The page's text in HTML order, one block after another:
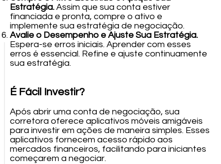
Estratégia.Assim que sua conta estiver
financiada e pronta, compre o ativo e
implemente sua estratégia de negociação.
Avalie o Desempenho e Ajuste Sua Estratégia.
Espera-se erros iniciais. Aprender com esses
erros é essencial. Refine e ajuste continuamente
sua estratégia.
É Fácil Investir?
Após abrir uma conta de negociação, sua
corretora oferece aplicativos móveis amigáveis
para investir em ações de maneira simples. Esses
aplicativos fornecem acesso rápido aos
mercados financeiros, facilitando para iniciantes
começarem a negociar.